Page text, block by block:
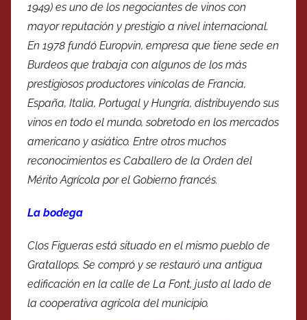
1949) es uno de los negociantes de vinos con
mayor reputación y prestigio a nivel internacional.
En 1978 fundó Europvin, empresa que tiene sede en
Burdeos que trabaja con algunos de los más
prestigiosos productores vinícolas de Francia,
España, Italia, Portugal y Hungría, distribuyendo sus
vinos en todo el mundo, sobretodo en los mercados
americano y asiático. Entre otros muchos
reconocimientos es Caballero de la Orden del
Mérito Agrícola por el Gobierno francés.
La bodega
Clos Figueras está situado en el mismo pueblo de
Gratallops. Se compró y se restauró una antigua
edificación en la calle de La Font, justo al lado de
la cooperativa agrícola del municipio.